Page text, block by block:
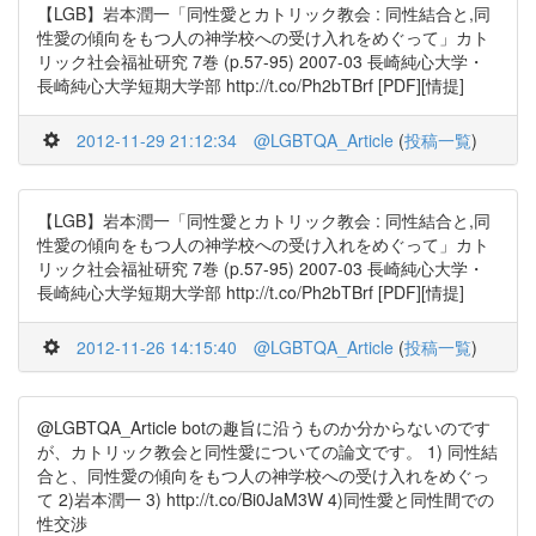
【LGB】岩本潤一「同性愛とカトリック教会 : 同性結合と,同
性愛の傾向をもつ人の神学校への受け入れをめぐって」カト
リック社会福祉研究 7巻 (p.57-95) 2007-03 長崎純心大学・
長崎純心大学短期大学部 http://t.co/Ph2bTBrf [PDF][情提]
2012-11-29 21:12:34 @LGBTQA_Article (投稿一覧)
【LGB】岩本潤一「同性愛とカトリック教会 : 同性結合と,同
性愛の傾向をもつ人の神学校への受け入れをめぐって」カト
リック社会福祉研究 7巻 (p.57-95) 2007-03 長崎純心大学・
長崎純心大学短期大学部 http://t.co/Ph2bTBrf [PDF][情提]
2012-11-26 14:15:40 @LGBTQA_Article (投稿一覧)
@LGBTQA_Article botの趣旨に沿うものか分からないのです
が、カトリック教会と同性愛についての論文です。 1) 同性結
合と、同性愛の傾向をもつ人の神学校への受け入れをめぐっ
て 2)岩本潤一 3) http://t.co/Bi0JaM3W 4)同性愛と同性間での
性交渉